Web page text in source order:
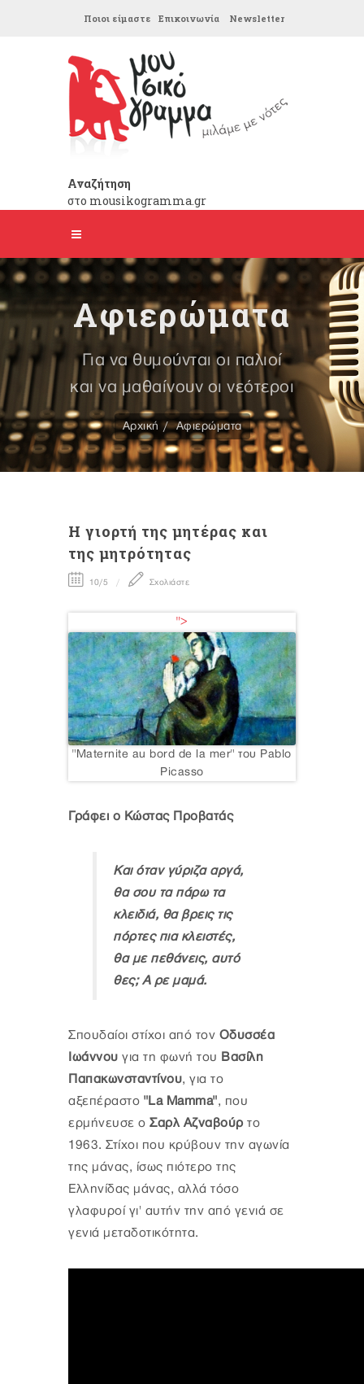
Ποιοι είμαστε Επικοινωνία Newsletter
Αναζήτηση
στο mousikogramma.gr
Αφιερώματα
Για να θυμούνται οι παλιοί
και να μαθαίνουν οι νεότεροι
Αρχική Αφιερώματα
Η γιορτή της μητέρας και
της μητρότητας
10/5 Σχολιάστε
">
"Maternite au bord de la mer" του Pablo
Picasso
Γράφει ο Κώστας Προβατάς
Και όταν γύριζα αργά,
θα σου τα πάρω τα
κλειδιά, θα βρεις τις
πόρτες πια κλειστές,
θα με πεθάνεις, αυτό
θες; Α ρε μαμά.
Σπουδαίοι στίχοι από τον Οδυσσέα
Ιωάννου για τη φωνή του Βασίλη
Παπακωνσταντίνου, για το
αξεπέραστο "La Mamma", που
ερμήνευσε ο Σαρλ Αζναβούρτο
1963. Στίχοι που κρύβουν την αγωνία
της μάνας, ίσως πιότερο της
Ελληνίδας μάνας, αλλά τόσο
γλαφυροί γι' αυτήν την από γενιά σε
γενιά μεταδοτικότητα.